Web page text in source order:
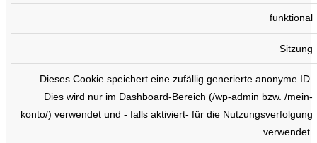
funktional
Sitzung
Dieses Cookie speichert eine zufällig generierte anonyme ID.
Dies wird nur im Dashboard-Bereich (/wp-admin bzw. /mein-
konto/) verwendet und - falls aktiviert- für die Nutzungsverfolgung
verwendet.